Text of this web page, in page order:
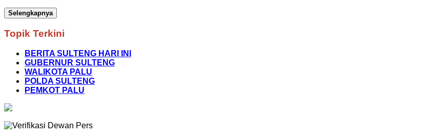
Selengkapnya
Topik Terkini
BERITA SULTENG HARI INI
GUBERNUR SULTENG
WALIKOTA PALU
POLDA SULTENG
PEMKOT PALU